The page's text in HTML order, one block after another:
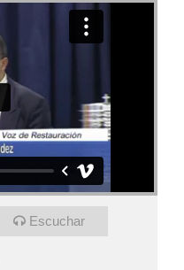
Escuchar